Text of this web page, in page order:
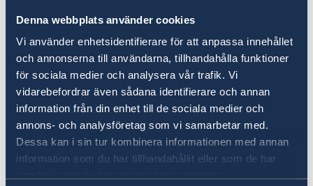
Denna webbplats använder cookies
Vi använder enhetsidentifierare för att anpassa innehållet
och annonserna till användarna, tillhandahålla funktioner
för sociala medier och analysera vår trafik. Vi
vidarebefordrar även sådana identifierare och annan
information från din enhet till de sociala medier och
annons- och analysföretag som vi samarbetar med.
Dessa kan i sin tur kombinera informationen med annan
information som du har tillhandahållit eller som de har
Ditt Europa – Praktiska råd för dig som vill göra
affärer i Europa.
Ditt Europa
Marknadstillträdesdatabasen (The Market
Access Database, MADB) – information om
export från EU till länder utanför EU.
Marknadstillträdesdatabasen
(endast på
engelska)